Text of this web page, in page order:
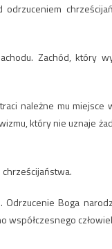
Zachód, który
należne mu
który nie uznaje
Boga
współczesnego